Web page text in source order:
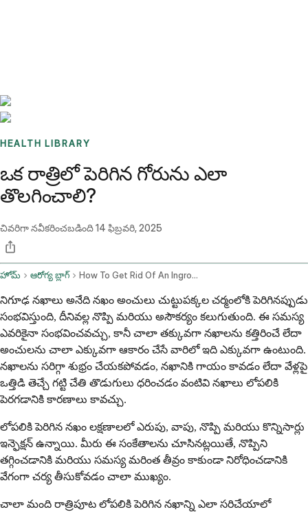
HEALTH LIBRARY
ఒక రాత్రిలో పెరిగిన గోరును ఎలా
తొలగించాలి?
చివరిగా నవీకరించబడింది14 ఫిబ్రవరి, 2025
హోమ్ ఆరోగ్య బ్లాగ్ How To Get Rid Of An Ingrown Fingernail Overnight
నిగూఢ నఖాలు అనేది నఖం అంచులు చుట్టుపక్కల చర్మంలోకి పెరిగినప్పుడు
సంభవిస్తుంది, దీనివల్ల నొప్పి మరియు అసౌకర్యం కలుగుతుంది. ఈ సమస్య
ఎవరికైనా సంభవించవచ్చు, కానీ చాలా తక్కువగా నఖాలను కత్తిరించే లేదా
అంచులను చాలా ఎక్కువగా ఆకారం చేసే వారిలో ఇది ఎక్కువగా ఉంటుంది.
నఖాలను సరిగ్గా శుభ్రం చేయకపోవడం, నఖానికి గాయం కావడం లేదా వేళ్లపై
ఒత్తిడి తెచ్చే గట్టి చేతి తొడుగులు ధరించడం వంటివి నఖాలు లోపలికి
పెరగడానికి కారణాలు కావచ్చు.
లోపలికి పెరిగిన నఖం లక్షణాలలో ఎరుపు, వాపు, నొప్పి మరియు కొన్నిసార్లు
ఇన్ఫెక్షన్ ఉన్నాయి. మీరు ఈ సంకేతాలను చూసినట్లయితే, నొప్పిని
తగ్గించడానికి మరియు సమస్య మరింత తీవ్రం కాకుండా నిరోధించడానికి
వేగంగా చర్య తీసుకోవడం చాలా ముఖ్యం.
చాలా మంది రాత్రిపూట లోపలికి పెరిగిన నఖాన్ని ఎలా సరిచేయాలో